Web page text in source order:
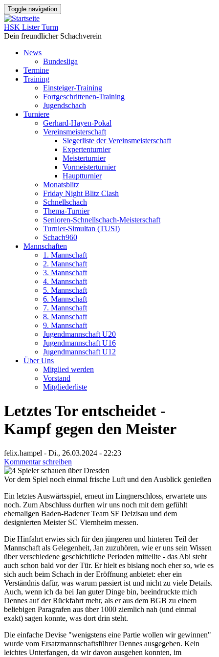
Direkt
zum
Inhalt
Toggle navigation
HSK Lister Turm
Dein freundlicher Schachverein
Main
navigation
News
Bundesliga
Termine
Training
Einsteiger-Training
Fortgeschrittenen-Training
Jugendschach
Turniere
Gerhard-Hayen-Pokal
Vereinsmeisterschaft
Siegerliste der Vereinsmeisterschaft
Expertenturnier
Meisterturnier
Vormeisterturnier
Hauptturnier
Monatsblitz
Friday Night Blitz Clash
Schnellschach
Thema-Turnier
Senioren-Schnellschach-Meisterschaft
Turnier-Simultan (TUSI)
Schach960
Mannschaften
1. Mannschaft
2. Mannschaft
3. Mannschaft
4. Mannschaft
5. Mannschaft
6. Mannschaft
7. Mannschaft
8. Mannschaft
9. Mannschaft
Jugendmannschaft U20
Jugendmannschaft U16
Jugendmannschaft U12
Über Uns
Mitglied werden
Vorstand
Mitgliederliste
Letztes Tor entscheidet -
Kampf gegen den Meister
felix.hampel - Di., 26.03.2024 - 22:23
Kommentar schreiben
Bildunterschrift
Vor dem Spiel noch einmal frische Luft und den Ausblick genießen
Ein letztes Auswärtsspiel, erneut im Lingnerschloss, erwartete uns
noch. Zum Abschluss durften wir uns noch mit dem gefühlt
ehemaligen Baden-Badener Team SF Deizisau und dem
designierten Meister SC Viernheim messen.
Die Hinfahrt erwies sich für den jüngeren und hinteren Teil der
Mannschaft als Gelegenheit, Jan zuzuhören, wie er uns sein Wissen
über verschiedene geschichtliche Perioden mitteilte - das Abi steht
auch schon bald vor der Tür. Er hielt es bislang noch eher so, wie es
sich auch beim Schach in der Eröffnung anbietet: eher ein
Verständnis dafür, was warum passiert ist und nicht zu viele Details.
Auch, wenn ich da bei Jan guter Dinge bin, beeindruckte mich
Dennes auf der Rückfahrt mehr, als er aus dem BGB zu einem
beliebigen Paragrafen aus über 1000 ziemlich nah (und einmal
exakt) sagen konnte, was dort drin steht.
Die einfache Devise "wenigstens eine Partie wollen wir gewinnen"
wurde vom Ersatzmannschaftsführer Dennes ausgegeben. Kein
leichtes Unterfangen, da wir davon ausgehen konnten, im